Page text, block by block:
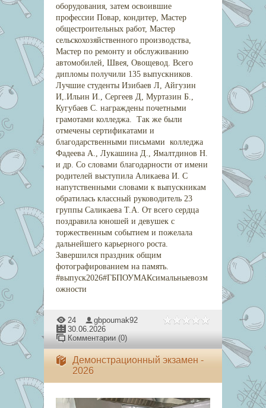
оборудования, затем освоившие
профессии Повар, кондитер, Мастер
общестроительных работ, Мастер
сельскохозяйственного производства,
Мастер по ремонту и обслуживанию
автомобилей, Швея, Овощевод. Всего
дипломы получили 135 выпускников.
Лучшие студенты Изибаев Л, Айгузин
И,.Ильин И., Сергеев Д, Муртазин Б.,
Кугубаев С. награждены почетными
грамотами колледжа. Так же были
отмечены сертификатами и
благодарственными письмами колледжа
Фадеева А., Лукашина Д., Ямалтдинов Н.
и др. Со словами благодарности от имени
родителей выступила Аликаева И. С
напутственными словами к выпускникам
обратилась классный руководитель 23
группы Саликаева Т.А. От всего сердца
поздравила юношей и девушек с
торжественным событием и пожелала
дальнейшего карьерного роста.
Завершился праздник общим
фотографированием на память.
#выпуск2026#ГБПОУМАКсимальныевозм
ожности
24
gbpoumak92
30.06.2026
Комментарии (0)
Демонстрационный экзамен -
2026